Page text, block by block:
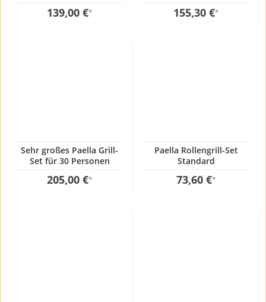
139,00 €* 155,30 €*
Sehr großes Paella Grill-
Set für 30 Personen
205,00 €*
Paella Rollengrill-Set
Standard
73,60 €*